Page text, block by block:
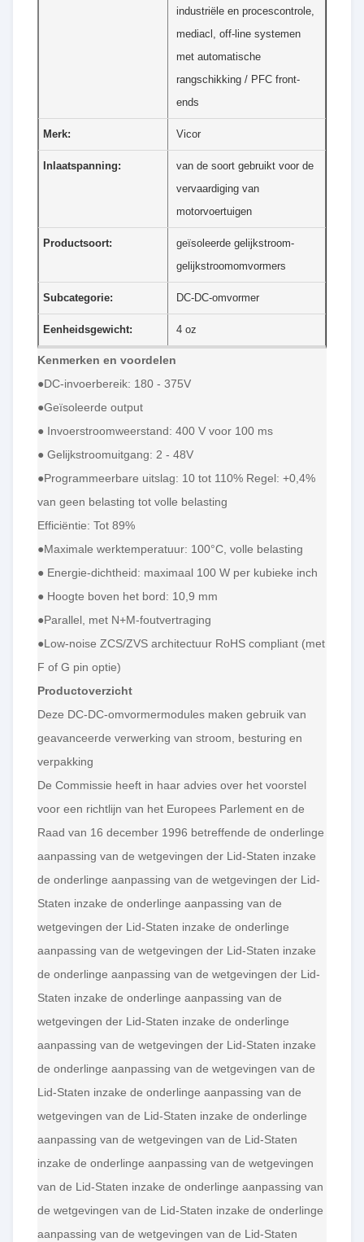
industriële en procescontrole,
mediacl, off-line systemen
met automatische
rangschikking / PFC front-
ends
Merk: Vicor
Inlaatspanning:
van de soort gebruikt voor de
vervaardiging van
motorvoertuigen
Productsoort:
geïsoleerde gelijkstroom-
gelijkstroomomvormers
Subcategorie: DC-DC-omvormer
Eenheidsgewicht: 4 oz
Kenmerken en voordelen
●DC-invoerbereik: 180 - 375V
●Geïsoleerde output
● Invoerstroomweerstand: 400 V voor 100 ms
● Gelijkstroomuitgang: 2 - 48V
●Programmeerbare uitslag: 10 tot 110% Regel: +0,4%
van geen belasting tot volle belasting
Efficiëntie: Tot 89%
●Maximale werktemperatuur: 100°C, volle belasting
● Energie-dichtheid: maximaal 100 W per kubieke inch
● Hoogte boven het bord: 10,9 mm
●Parallel, met N+M-foutvertraging
●Low-noise ZCS/ZVS architectuur RoHS compliant (met
F of G pin optie)
Productoverzicht
Deze DC-DC-omvormermodules maken gebruik van
geavanceerde verwerking van stroom, besturing en
verpakking
De Commissie heeft in haar advies over het voorstel
voor een richtlijn van het Europees Parlement en de
Raad van 16 december 1996 betreffende de onderlinge
aanpassing van de wetgevingen der Lid-Staten inzake
de onderlinge aanpassing van de wetgevingen der Lid-
Staten inzake de onderlinge aanpassing van de
wetgevingen der Lid-Staten inzake de onderlinge
aanpassing van de wetgevingen der Lid-Staten inzake
de onderlinge aanpassing van de wetgevingen der Lid-
Staten inzake de onderlinge aanpassing van de
wetgevingen der Lid-Staten inzake de onderlinge
aanpassing van de wetgevingen der Lid-Staten inzake
de onderlinge aanpassing van de wetgevingen van de
Lid-Staten inzake de onderlinge aanpassing van de
wetgevingen van de Lid-Staten inzake de onderlinge
aanpassing van de wetgevingen van de Lid-Staten
inzake de onderlinge aanpassing van de wetgevingen
van de Lid-Staten inzake de onderlinge aanpassing van
de wetgevingen van de Lid-Staten inzake de onderlinge
aanpassing van de wetgevingen van de Lid-Staten